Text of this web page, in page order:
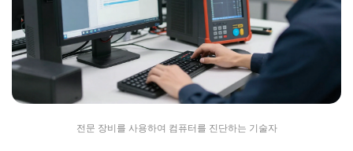
전문 장비를 사용하여 컴퓨터를 진단하는 기술자